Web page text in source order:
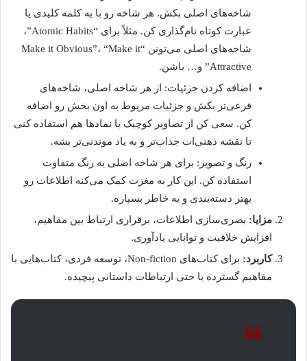
شاخه‌های اصلی بکش. هر شاخه رو با یه کلمه کلیدی یا
عبارت کوتاه نام‌گذاری کن. مثلاً برای “Atomic Habits”،
شاخه‌های اصلی می‌تونن “Make it Obvious”، “Make it
Attractive” و… باشن.
اضافه کردن جزئیات: از هر شاخه اصلی، شاخه‌های
فرعی‌تر بکش و جزئیات مربوط به اون بخش رو اضافه
کن. سعی کن از تصاویر کوچیک یا نمادها هم استفاده کنی
تا نقشه ذهنی‌ات جذاب‌تر و به یاد موندنی‌تر بشه.
رنگ و تصویر: برای هر شاخه اصلی یه رنگ متفاوت
استفاده کن. این کار به مغزت کمک می‌کنه اطلاعات رو
بهتر دسته‌بندی و به خاطر بسپاره.
مزایا: بصری‌سازی اطلاعات، برقراری ارتباط بین مفاهیم،
افزایش خلاقیت و توانایی یادآوری.
کاربرد:
برای کتاب‌های Non-fiction، توسعه فردی، کتاب‌هایی با
مفاهیم گسترده یا حتی ارتباطات داستانی پیچیده.